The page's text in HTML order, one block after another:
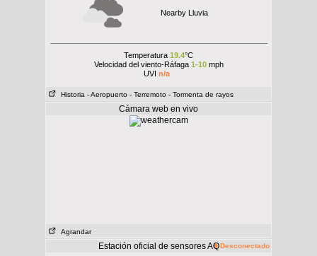
Nearby Lluvia
Temperatura 19.4°C
Velocidad del viento-Ráfaga 1-10mph
UVI n/a
Historia - Aeropuerto - Terremoto - Tormenta de rayos
Cámara web en vivo
Agrandar
Estación oficial de sensores AQDesconectado